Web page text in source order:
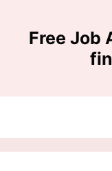
contentFree Job